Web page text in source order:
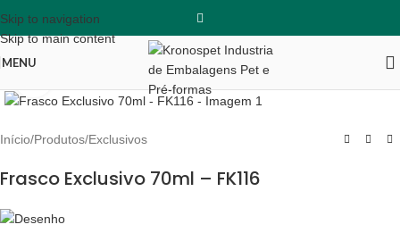
Skip to navigation
Skip to main content
MENU
Clique para ampliar
Início/Produtos/Exclusivos
Frasco Exclusivo 70ml – FK116